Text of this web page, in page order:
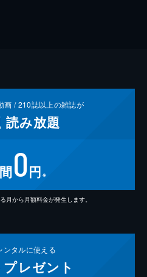
画 /210誌以上の雑誌が
読み放題
0円 ※
月から月額料金が発生します。
ンタルに使える
プレゼント